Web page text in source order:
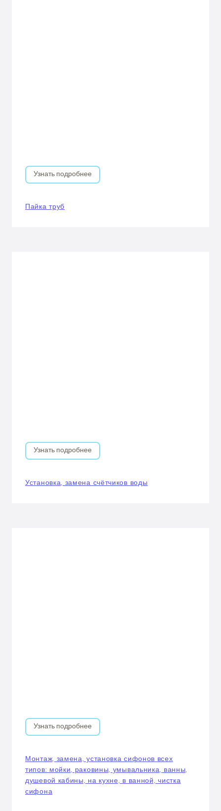
Узнать подробнее
Пайка труб
Узнать подробнее
Установка, замена счётчиков воды
Узнать подробнее
Монтаж, замена, установка сифонов всех
типов: мойки, раковины, умывальника, ванны,
душевой кабины, на кухне, в ванной, чистка
сифона